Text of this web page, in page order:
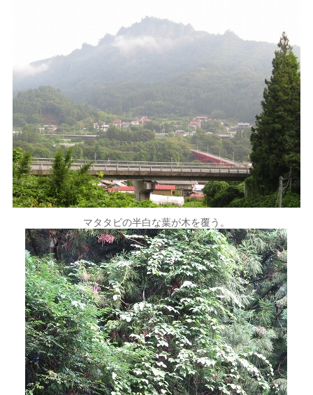
マタタビの半白な葉が木を覆う。